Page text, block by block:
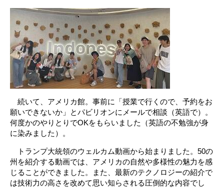
続いて、アメリカ館。事前に「授業で行くので、予約をお
願いできないか」とパビリオンにメールで相談（英語で）。
何度かのやりとりでOKをもらいました（英語の不勉強が身
に染みました）。
トランプ大統領のウェルカム動画から始まりました。50の
州を紹介する動画では、アメリカの自然や多様性の魅力を感
じることができました。また、最新のテクノロジーの紹介で
は技術力の高さを改めて思い知らされる圧倒的な内容でし